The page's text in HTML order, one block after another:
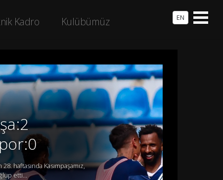
haftasında Kasımpaşamız,
etti...
Kadro Kulübümüz EN